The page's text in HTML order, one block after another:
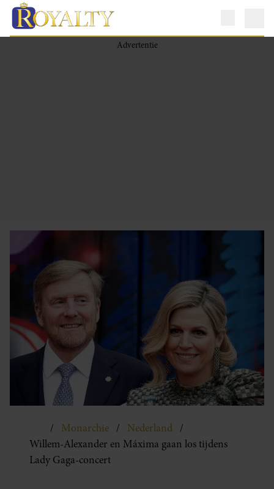
Monarchie
Nederland
Willem-Alexander en Máxima gaan los tijdens
Lady Gaga-concert